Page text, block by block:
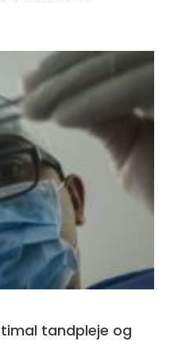
tandpleje og